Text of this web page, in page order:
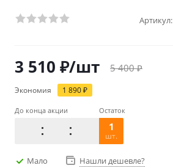
Артикул:
3 510 ₽/шт 5 400₽
Экономия 1 890₽
До конца акции Остаток
1
шт.
Мало Нашли дешевле?